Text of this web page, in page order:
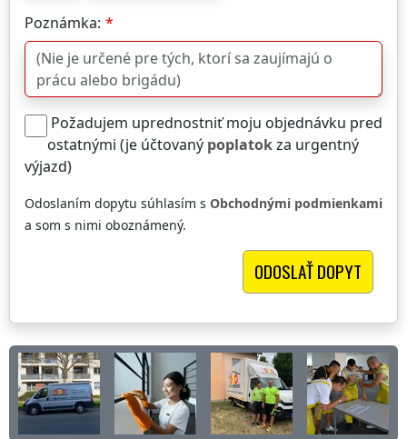
Poznámka:
Požadujem uprednostniť moju objednávku pred
ostatnými (je účtovaný poplatokza urgentný
výjazd)
Odoslaním dopytu súhlasím s Obchodnými podmienkami
a som s nimi oboznámený.